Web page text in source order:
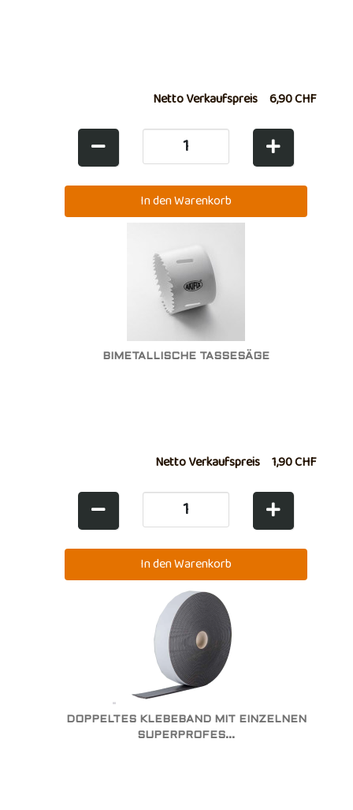
Netto Verkaufspreis 6,90 CHF
BIMETALLISCHE TASSESÄGE
Netto Verkaufspreis 1,90 CHF
DOPPELTES KLEBEBAND MIT EINZELNEN
SUPERPROFES...